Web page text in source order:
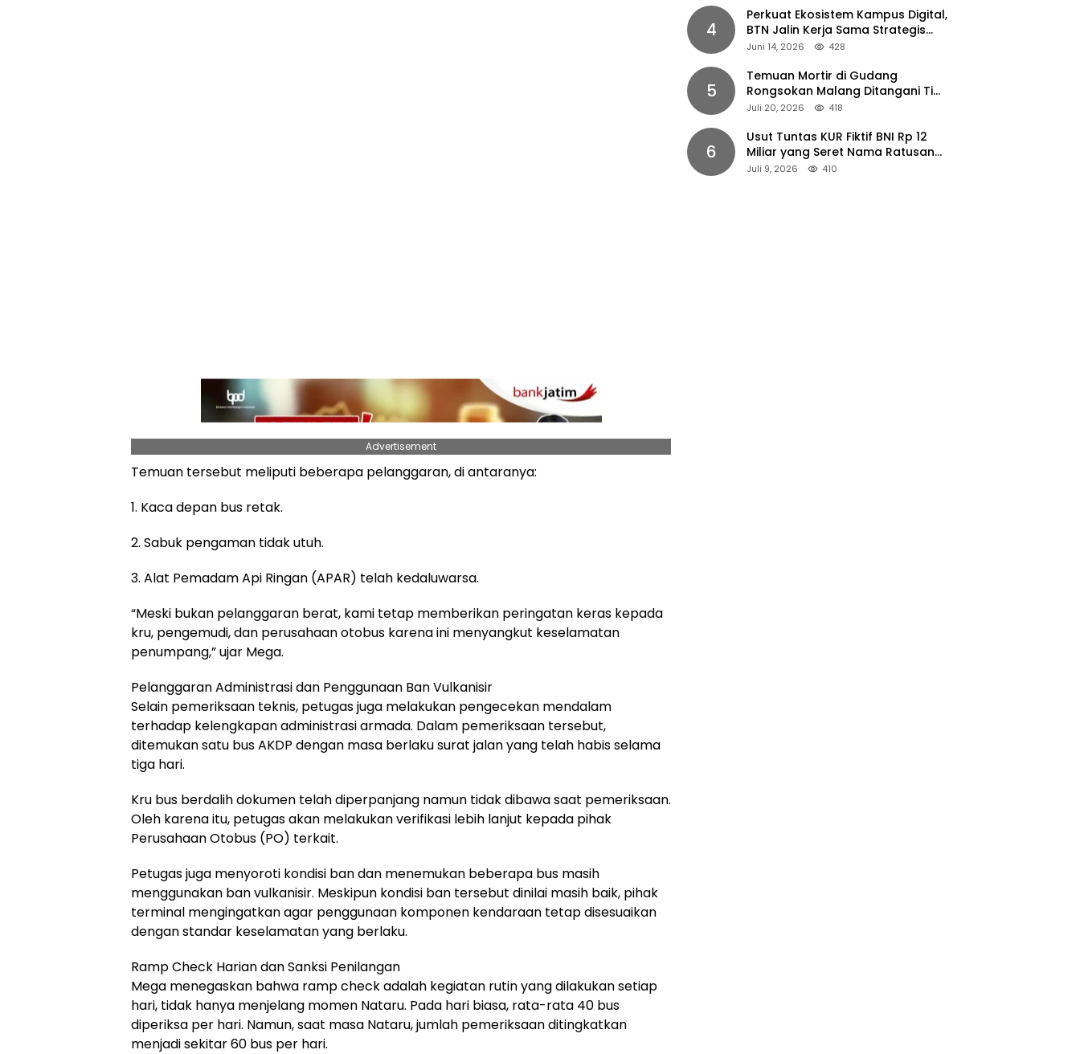
Advertisement
Temuan tersebut meliputi beberapa pelanggaran, di antaranya:
1. Kaca depan bus retak.
2. Sabuk pengaman tidak utuh.
3. Alat Pemadam Api Ringan (APAR) telah kedaluwarsa.
“Meski bukan pelanggaran berat, kami tetap memberikan peringatan keras kepada
kru, pengemudi, dan perusahaan otobus karena ini menyangkut keselamatan
penumpang,” ujar Mega.
Pelanggaran Administrasi dan Penggunaan Ban Vulkanisir
Selain pemeriksaan teknis, petugas juga melakukan pengecekan mendalam
terhadap kelengkapan administrasi armada. Dalam pemeriksaan tersebut,
ditemukan satu bus AKDP dengan masa berlaku surat jalan yang telah habis selama
tiga hari.
Kru bus berdalih dokumen telah diperpanjang namun tidak dibawa saat pemeriksaan.
Oleh karena itu, petugas akan melakukan verifikasi lebih lanjut kepada pihak
Perusahaan Otobus (PO) terkait.
Petugas juga menyoroti kondisi ban dan menemukan beberapa bus masih
menggunakan ban vulkanisir. Meskipun kondisi ban tersebut dinilai masih baik, pihak
terminal mengingatkan agar penggunaan komponen kendaraan tetap disesuaikan
dengan standar keselamatan yang berlaku.
Ramp Check Harian dan Sanksi Penilangan
Mega menegaskan bahwa ramp check adalah kegiatan rutin yang dilakukan setiap
hari, tidak hanya menjelang momen Nataru. Pada hari biasa, rata-rata 40 bus
diperiksa per hari. Namun, saat masa Nataru, jumlah pemeriksaan ditingkatkan
menjadi sekitar 60 bus per hari.
4
Perkuat Ekosistem Kampus Digital,
BTN Jalin Kerja Sama Strategis
dengan UNAIR
Juni 14, 2026 428
5
Temuan Mortir di Gudang
Rongsokan Malang Ditangani Tim
Gegana Polda Jatim
Juli 20, 2026 418
6
Usut Tuntas KUR Fiktif BNI Rp 12
Miliar yang Seret Nama Ratusan
Petani Jember
Juli 9, 2026 410